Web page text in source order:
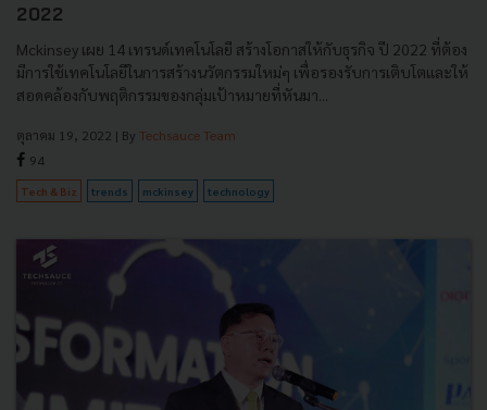
2022
Mckinsey เผย 14 เทรนด์เทคโนโลยี สร้างโอกาสให้กับธุรกิจ ปี 2022 ที่ต้อง
มีการใช้เทคโนโลยีในการสร้างนวัตกรรมใหม่ๆ เพื่อรองรับการเติบโตและให้
สอดคล้องกับพฤติกรรมของกลุ่มเป้าหมายที่หันมา...
ตุลาคม 19, 2022 | By Techsauce Team
94
Tech & Biz trends mckinsey technology